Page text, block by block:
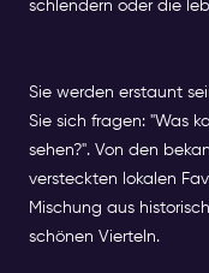
schlendern oder die
Sie werden erstaunt
Sie sich fragen: "Was
sehen?". Von den
versteckten lokalen
Mischung aus
schönen Vierteln.